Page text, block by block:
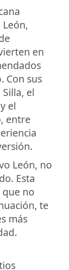
en
Con sus
el
el
entre
León, no
Esta
no
te
más